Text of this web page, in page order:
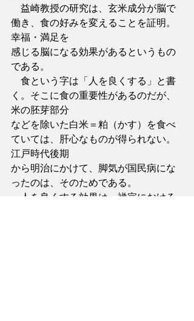
益崎教授の研究は、玄米成分が脳で
働き、食の好みを変えることを証明。
幸福・満足を
感じる脳になる効果があるというもの
である。
食という字は「人を良くする」と書
く。そこに食の重要性があるのだが、
米の胚芽部分
などを除いた白米＝粕（かす）を食べ
ていては、肝心なものが得られない。
江戸時代後期
から明治にかけて、脚気が国民病にな
ったのは、そのためである。
人を良くする効果は、禅宗における